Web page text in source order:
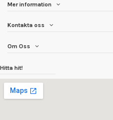
Mer information
Kontakta oss
Om Oss
Hitta hit!